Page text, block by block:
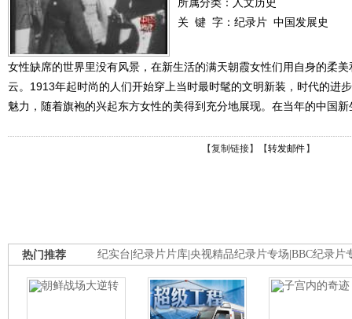
关 键 字： 纪录片 中国发展史
女性缺席的世界里没有风景，在新生活的满天朝霞女性们用自身的柔
云。1913年起时尚的人们开始穿上当时最时髦的文明新装，时代的进
魅力，随着旗袍的兴起东方女性的美得到充分地展现。在当年的中国
【复制链接】【转发邮件 】
纪实台 纪录片片库 央视精品纪录片专场 BBC纪录片
热门推荐